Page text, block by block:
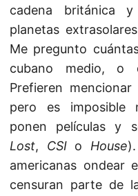
cadena británica
planetas
Me pregunto
cubano medio, o
Prefieren
pero es imposible
ponen películas y
Lost, CSIo House
americanas ondear
censuran parte de